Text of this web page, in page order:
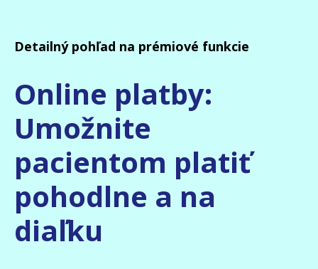
Detailný pohľad na prémiové funkcie
Online platby:
Umožnite
pacientom platiť
pohodlne a na
diaľku